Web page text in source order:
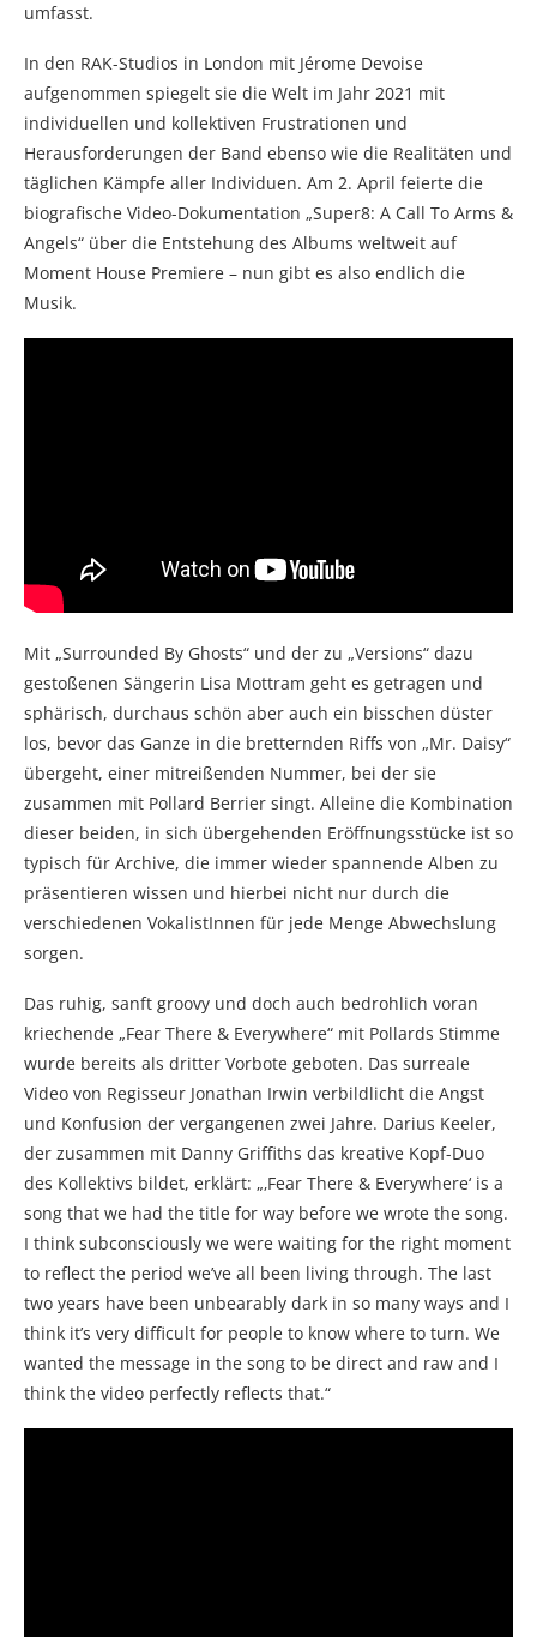
umfasst.
In den RAK-Studios in London mit Jérome Devoise
aufgenommen spiegelt sie die Welt im Jahr 2021 mit
individuellen und kollektiven Frustrationen und
Herausforderungen der Band ebenso wie die Realitäten und
täglichen Kämpfe aller Individuen. Am 2. April feierte die
biografische Video-Dokumentation „Super8: A Call To Arms &
Angels“ über die Entstehung des Albums weltweit auf
Moment House Premiere – nun gibt es also endlich die
Musik.
Mit „Surrounded By Ghosts“ und der zu „Versions“ dazu
gestoßenen Sängerin Lisa Mottram geht es getragen und
sphärisch, durchaus schön aber auch ein bisschen düster
los, bevor das Ganze in die bretternden Riffs von „Mr. Daisy“
übergeht, einer mitreißenden Nummer, bei der sie
zusammen mit Pollard Berrier singt. Alleine die Kombination
dieser beiden, in sich übergehenden Eröffnungsstücke ist so
typisch für Archive, die immer wieder spannende Alben zu
präsentieren wissen und hierbei nicht nur durch die
verschiedenen VokalistInnen für jede Menge Abwechslung
sorgen.
Das ruhig, sanft groovy und doch auch bedrohlich voran
kriechende „Fear There & Everywhere“ mit Pollards Stimme
wurde bereits als dritter Vorbote geboten. Das surreale
Video von Regisseur Jonathan Irwin verbildlicht die Angst
und Konfusion der vergangenen zwei Jahre. Darius Keeler,
der zusammen mit Danny Griffiths das kreative Kopf-Duo
des Kollektivs bildet, erklärt: „‚Fear There & Everywhere‘ is a
song that we had the title for way before we wrote the song.
I think subconsciously we were waiting for the right moment
to reflect the period we’ve all been living through. The last
two years have been unbearably dark in so many ways and I
think it’s very difficult for people to know where to turn. We
wanted the message in the song to be direct and raw and I
think the video perfectly reflects that.“